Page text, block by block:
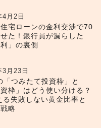
月2日
住宅ローンの金利交渉で70
た！銀行員が漏らした
利」の裏側
月23日
「つみたて投資枠」と
資枠」はどう使い分ける？
る失敗しない黄金比率と
略